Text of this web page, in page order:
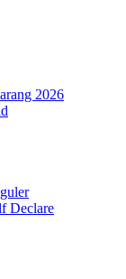
2026
Declare